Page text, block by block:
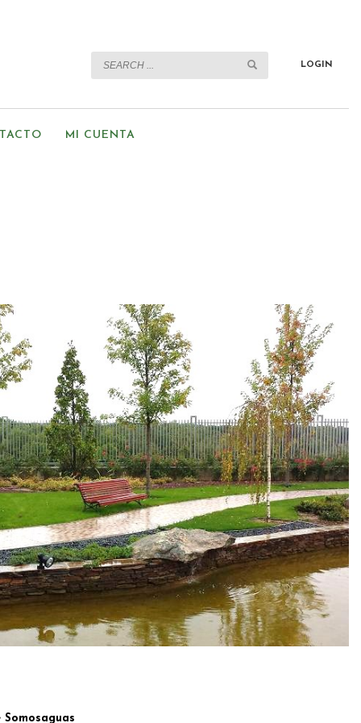
LOGIN
MI CUENTA